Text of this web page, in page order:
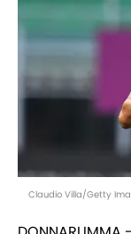
Claudio Villa/Getty